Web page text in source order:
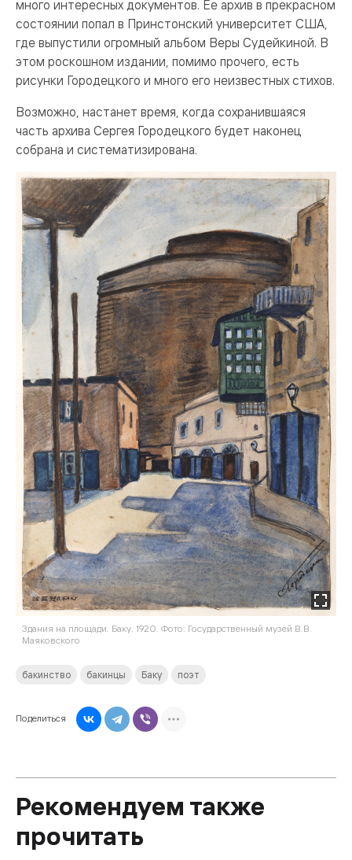
много интересных документов. Ее архив в прекрасном
состоянии попал в Принстонский университет США,
где выпустили огромный альбом Веры Судейкиной. В
этом роскошном издании, помимо прочего, есть
рисунки Городецкого и много его неизвестных стихов.
Возможно, настанет время, когда сохранившаяся
часть архива Сергея Городецкого будет наконец
собрана и систематизирована.
Здания на площади. Баку. 1920. Фото: Государственный музей В.В.
Маяковского
бакинство бакинцы Баку поэт
Поделиться
Рекомендуем также
прочитать